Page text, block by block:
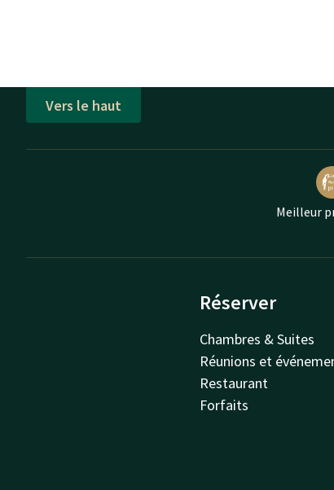
Vers le haut
Meilleur
Réserver
Chambres & Suites
Réunions et
Restaurant
Forfaits